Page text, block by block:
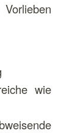
wie